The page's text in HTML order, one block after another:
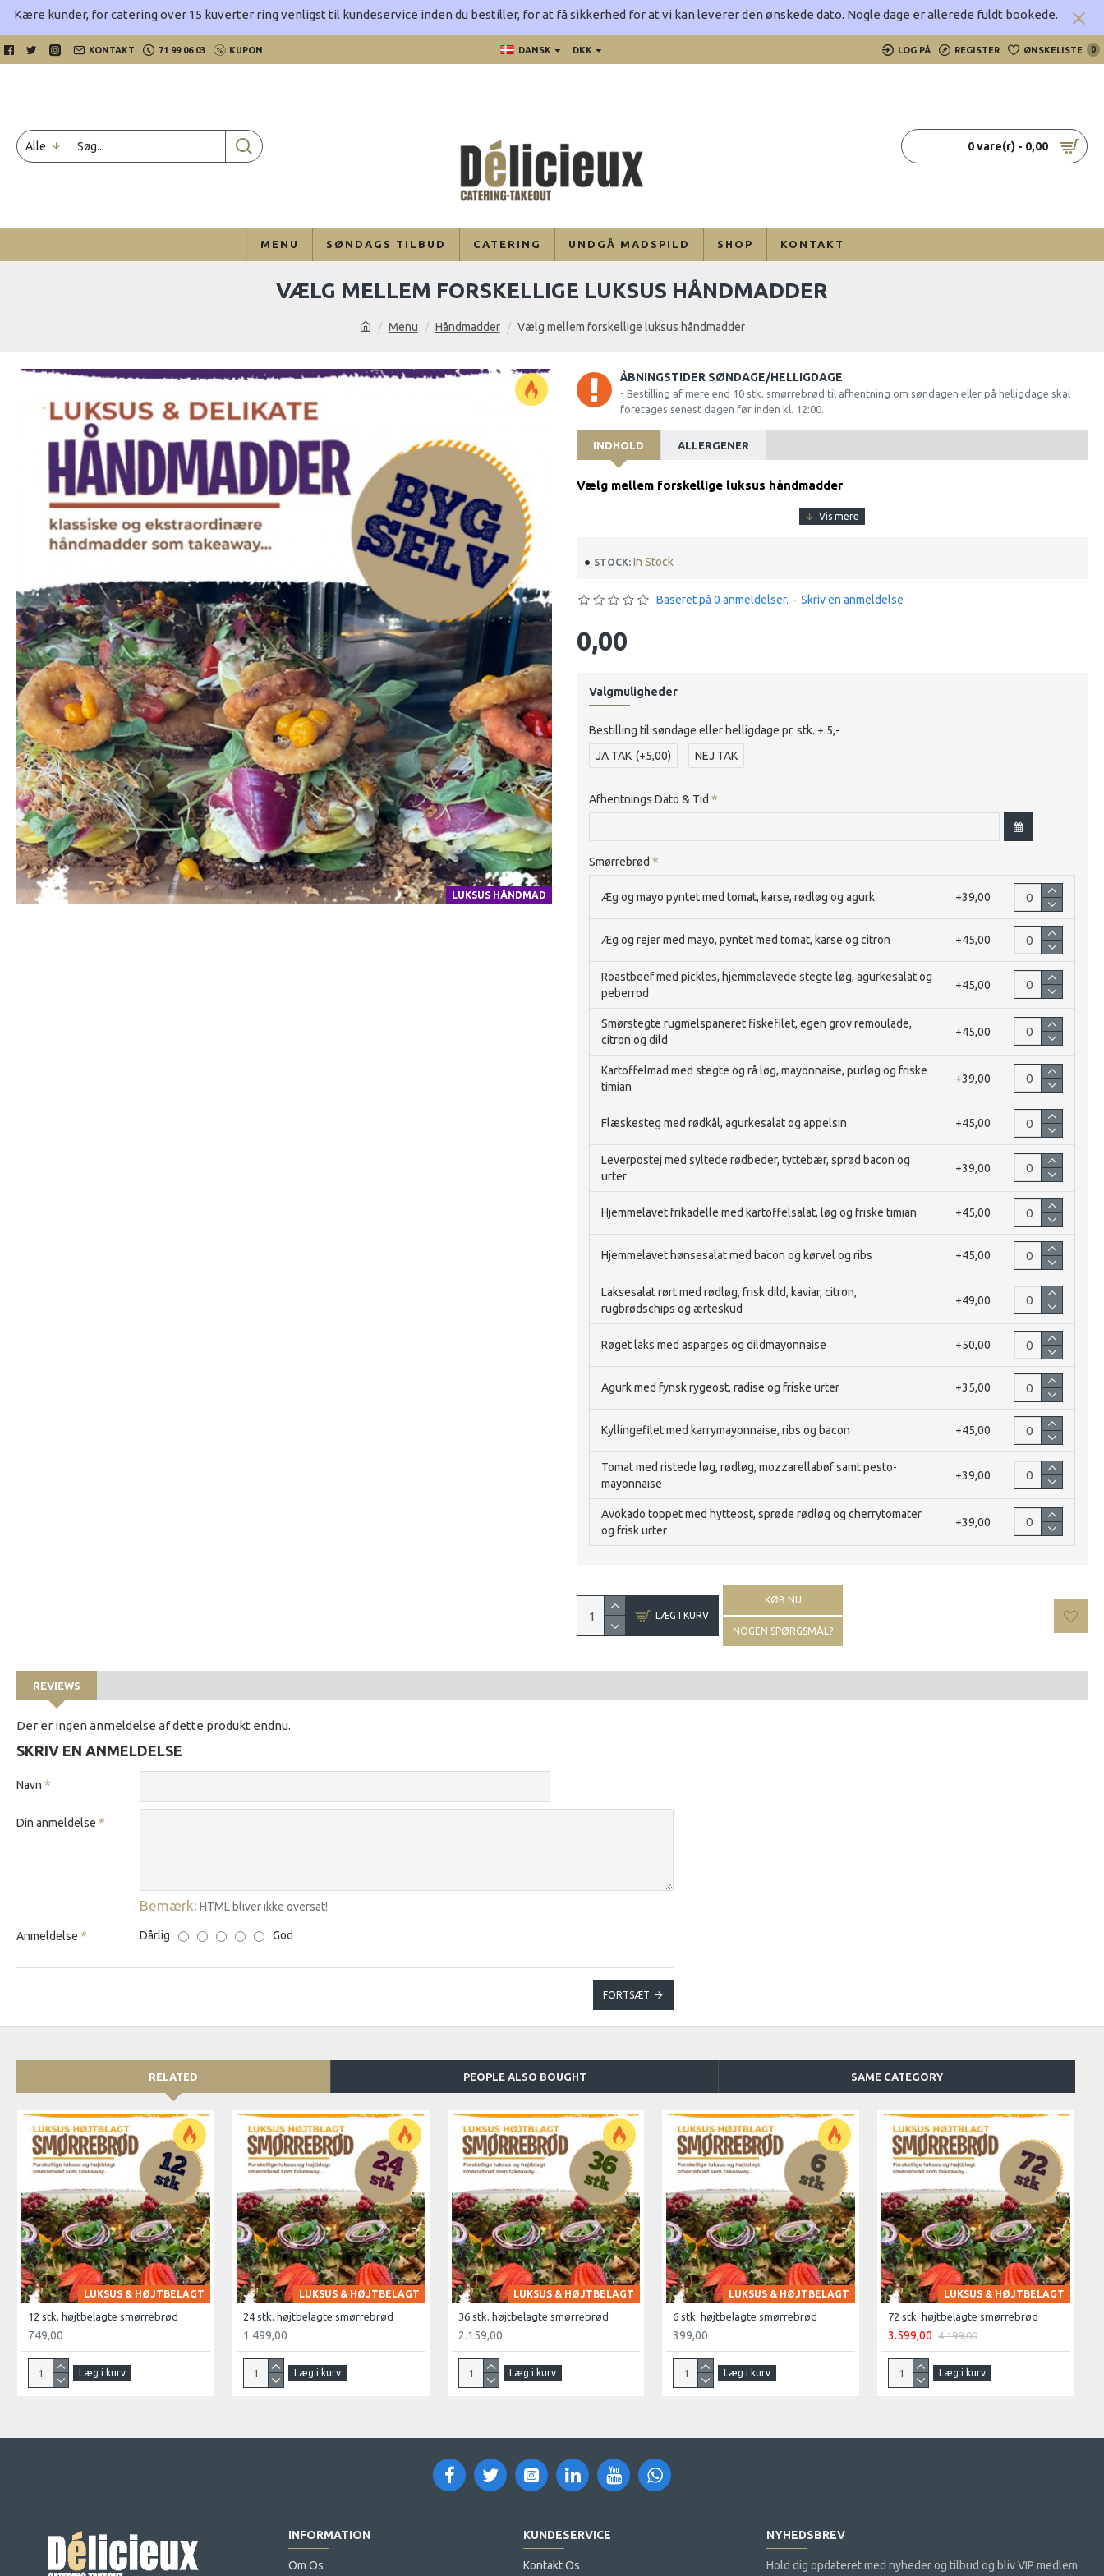
Kære kunder, for catering over 15 kuverter ring venligst til kundeservice inden du bestiller, for at få sikkerhed for at vi kan leverer den ønskede dato. Nogle dage er allerede fuldt bookede.
KONTAKT 71 99 06 03 KUPON DANSK DKK LOG PÅ REGISTER ØNSKELISTE 0
Alle 0 vare(r) - 0,00
MENU SØNDAGS TILBUD CATERING UNDGÅ MADSPILD SHOP KONTAKT
Menu Håndmadder Vælg mellem forskellige luksus håndmadder
VÆLG MELLEM FORSKELLIGE LUKSUS HÅNDMADDER
LUKSUS HÅNDMAD
ÅBNINGSTIDER SØNDAGE/HELLIGDAGE
- Bestilling af mere end 10 stk. smørrebrød til afhentning om søndagen eller på helligdage skal
foretages senest dagen før inden kl. 12:00.
INDHOLD ALLERGENER
Vælg mellem forskellige luksus håndmadder
STOCK: In Stock
Baseret på 0 anmeldelser. - Skriv en anmeldelse
0,00
Valgmuligheder
Bestilling til søndage eller helligdage pr. stk. + 5,-
JA TAK (+5,00) NEJ TAK
Afhentnings Dato & Tid
Smørrebrød
Æg og mayo pyntet med tomat, karse, rødløg og agurk +39,00
Æg og rejer med mayo, pyntet med tomat, karse og citron +45,00
Roastbeef med pickles, hjemmelavede stegte løg, agurkesalat og
peberrod
+45,00
Smørstegte rugmelspaneret fiskefilet, egen grov remoulade,
citron og dild
+45,00
Kartoffelmad med stegte og rå løg, mayonnaise, purløg og friske
timian
+39,00
Flæskesteg med rødkål, agurkesalat og appelsin +45,00
Leverpostej med syltede rødbeder, tyttebær, sprød bacon og
urter
+39,00
Hjemmelavet frikadelle med kartoffelsalat, løg og friske timian +45,00
Hjemmelavet hønsesalat med bacon og kørvel og ribs +45,00
Laksesalat rørt med rødløg, frisk dild, kaviar, citron,
rugbrødschips og ærteskud
+49,00
Røget laks med asparges og dildmayonnaise +50,00
Agurk med fynsk rygeost, radise og friske urter +35,00
Kyllingefilet med karrymayonnaise, ribs og bacon +45,00
Tomat med ristede løg, rødløg, mozzarellabøf samt pesto-
mayonnaise
+39,00
Avokado toppet med hytteost, sprøde rødløg og cherrytomater
og frisk urter
+39,00
LÆG I KURV
KØB NU
NOGEN SPØRGSMÅL?
REVIEWS
Der er ingen anmeldelse af dette produkt endnu.
SKRIV EN ANMELDELSE
Navn
Din anmeldelse
Bemærk: HTML bliver ikke oversat!
Anmeldelse Dårlig God
FORTSÆT
RELATED PEOPLE ALSO BOUGHT SAME CATEGORY
LUKSUS & HØJTBELAGT
12 stk. højtbelagte smørrebrød
749,00
Læg i kurv
LUKSUS & HØJTBELAGT
24 stk. højtbelagte smørrebrød
1.499,00
Læg i kurv
LUKSUS & HØJTBELAGT
36 stk. højtbelagte smørrebrød
2.159,00
Læg i kurv
LUKSUS & HØJTBELAGT
6 stk. højtbelagte smørrebrød
399,00
Læg i kurv
LUKSUS & HØJTBELAGT
72 stk. højtbelagte smørrebrød
3.599,00 4.199,00
Læg i kurv
INFORMATION
Om Os
KUNDESERVICE
Kontakt Os
NYHEDSBREV
Hold dig opdateret med nyheder og tilbud og bliv VIP medlem